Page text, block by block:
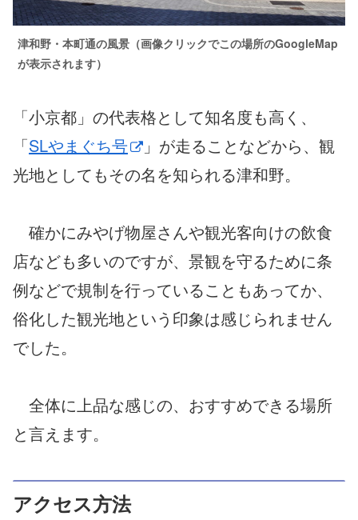
津和野・本町通の風景（画像クリックでこの場所のGoogleMap
が表示されます）
「小京都」の代表格として知名度も高く、
「SLやまぐち号
」が走ることなどから、観
光地としてもその名を知られる津和野。
確かにみやげ物屋さんや観光客向けの飲食
店なども多いのですが、景観を守るために条
例などで規制を行っていることもあってか、
俗化した観光地という印象は感じられません
でした。
全体に上品な感じの、おすすめできる場所
と言えます。
アクセス方法